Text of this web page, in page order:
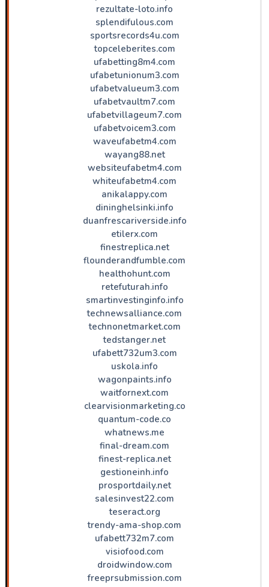
rezultate-loto.info
splendifulous.com
sportsrecords4u.com
topceleberites.com
ufabetting8m4.com
ufabetunionum3.com
ufabetvalueum3.com
ufabetvaultm7.com
ufabetvillageum7.com
ufabetvoicem3.com
waveufabetm4.com
wayang88.net
websiteufabetm4.com
whiteufabetm4.com
anikalappy.com
dininghelsinki.info
duanfrescariverside.info
etilerx.com
finestreplica.net
flounderandfumble.com
healthohunt.com
retefuturah.info
smartinvestinginfo.info
technewsalliance.com
technonetmarket.com
tedstanger.net
ufabett732um3.com
uskola.info
wagonpaints.info
waitfornext.com
clearvisionmarketing.co
quantum-code.co
whatnews.me
final-dream.com
finest-replica.net
gestioneinh.info
prosportdaily.net
salesinvest22.com
teseract.org
trendy-ama-shop.com
ufabett732m7.com
visiofood.com
droidwindow.com
freeprsubmission.com